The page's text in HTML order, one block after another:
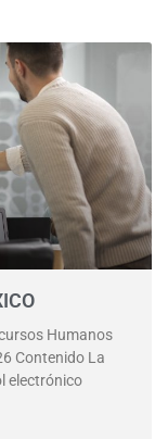
Humanos
Contenido La
electrónico